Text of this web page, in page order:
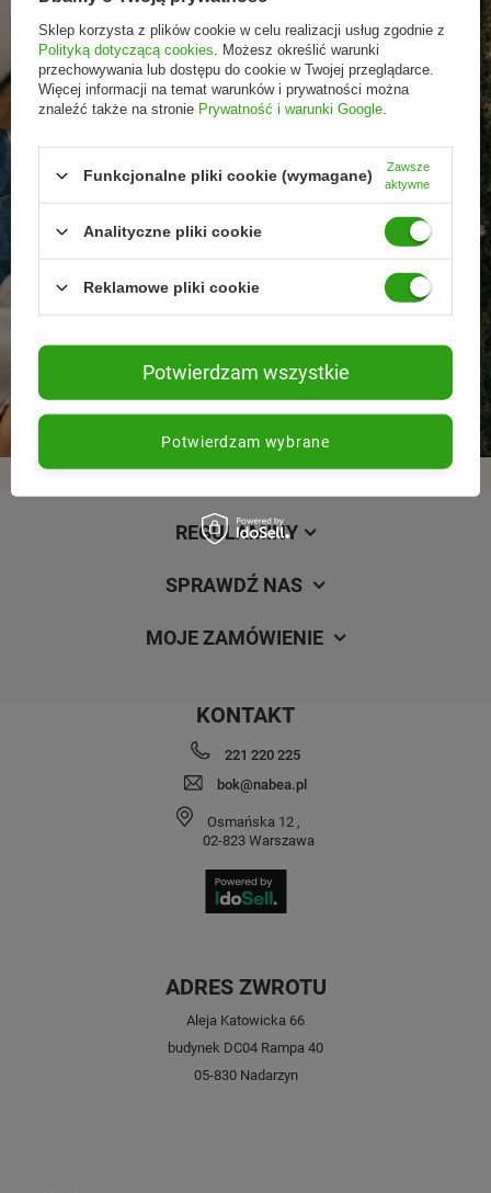
Promocje tylko dla
premierą
Rezygnacja w każdej
REGULAMINY
SPRAWDŹ NAS
MOJE ZAMÓWIENIE
KONTAKT
221 220 225
bok@nabea.pl
Osmańska 12 ,
02-823 Warszawa
ADRES ZWROTU
Aleja Katowicka 66
budynek DC04 Rampa 40
05-830 Nadarzyn
Sklep korzysta z plików cookie w celu realizacji usług zgodnie z
Polityką dotyczącą cookies . Możesz określić warunki
przechowywania lub dostępu do cookie w Twojej przeglądarce.
Więcej informacji na temat warunków i prywatności można
znaleźć także na stronie Prywatność i warunki Google
Funkcjonalne pliki cookie (wymagane)
Zawsze
aktywne
Analityczne pliki cookie
Reklamowe pliki cookie
Potwierdzam wybrane
Potwierdzam wszystkie